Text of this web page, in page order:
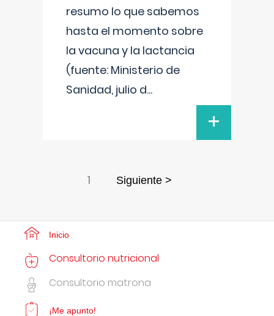
resumo lo que sabemos
hasta el momento sobre
la vacuna y la lactancia
(fuente: Ministerio de
Sanidad, julio d...
+
1 Siguiente >
Inicio
Consultorio nutricional
Consultorio matrona
¡Me apunto!